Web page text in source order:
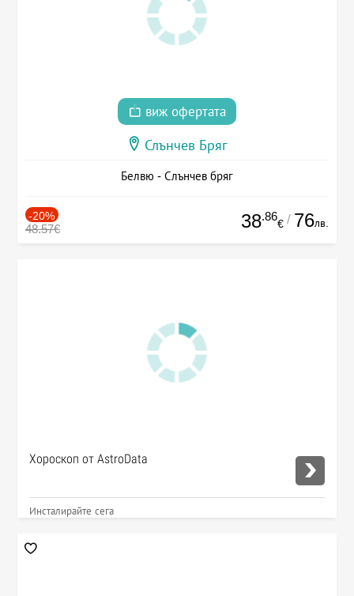
виж офертата
Слънчев Бряг
Белвю - Слънчев бряг
-20%
48.57€ 38.86
€ / 76лв.
Хороскоп от AstroData
Инсталирайте сега